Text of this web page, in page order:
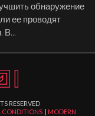
обнаружение
ее проводят
В...
RESERVED
CONDITIONS | MODERN